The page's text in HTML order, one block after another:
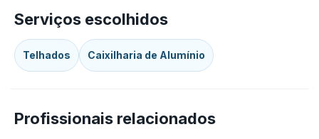
Serviços escolhidos
Telhados Caixilharia de Alumínio
Profissionais relacionados